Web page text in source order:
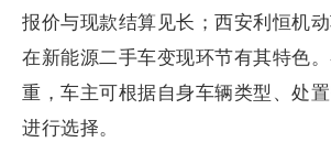
报价与现款结算见长；西安利恒机
在新能源二手车变现环节有其特色
重，车主可根据自身车辆类型、处
进行选择。